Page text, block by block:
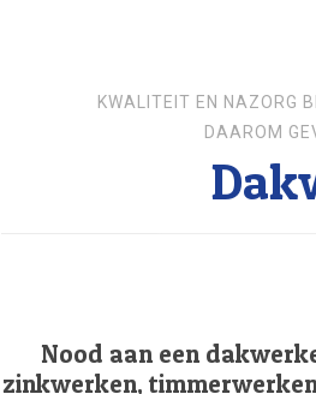
KWALITEIT EN NAZORG
DAAROM
Nood aan een
zinkwerken,